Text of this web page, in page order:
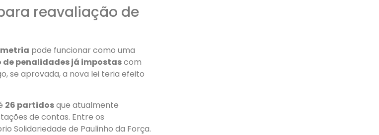
reavaliação de
pode funcionar como uma
de penalidades já impostascom
se aprovada, a nova lei teria efeito
26 partidosque atualmente
de contas. Entre os
Solidariedade de Paulinho da Força.